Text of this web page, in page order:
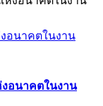
อนาคตในงาน
อนาคตในงาน